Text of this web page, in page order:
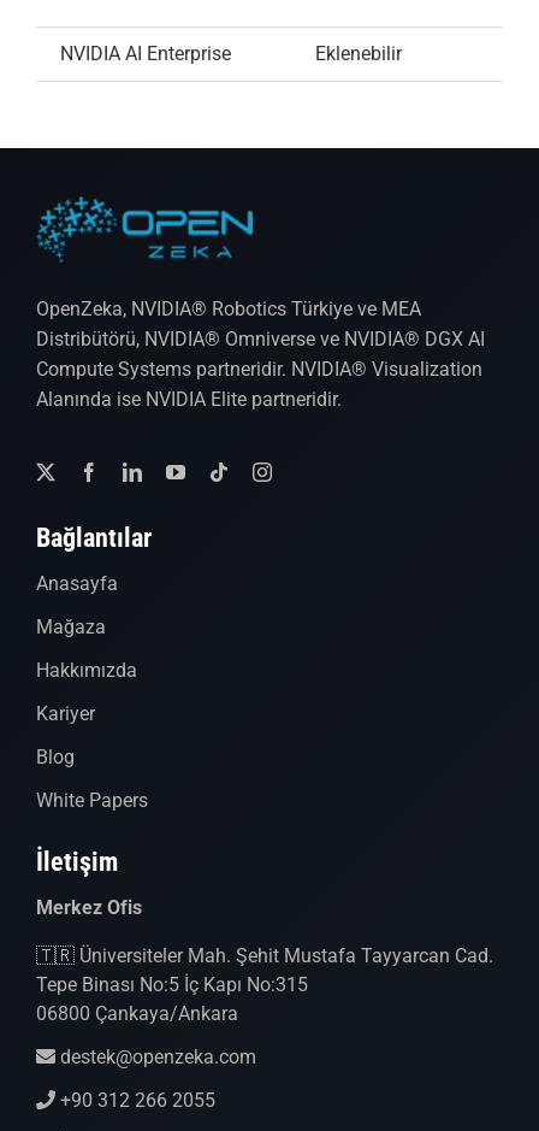
NVIDIA AI Enterprise Eklenebilir
OpenZeka, NVIDIA® Robotics Türkiye ve MEA
Distribütörü, NVIDIA® Omniverse ve NVIDIA® DGX AI
Compute Systems partneridir. NVIDIA® Visualization
Alanında ise NVIDIA Elite partneridir.
Bağlantılar
Anasayfa
Mağaza
Hakkımızda
Kariyer
Blog
White Papers
İletişim
Merkez Ofis
🇹🇷 Üniversiteler Mah. Şehit Mustafa Tayyarcan Cad.
Tepe Binası No:5 İç Kapı No:315
06800 Çankaya/Ankara
destek@openzeka.com
+90 312 266 2055